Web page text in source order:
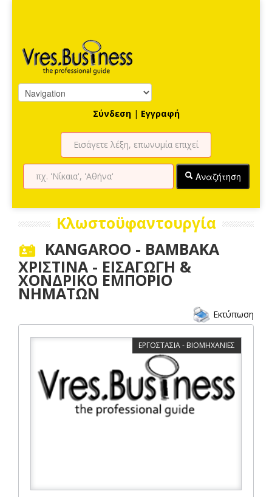
Σύνδεση | Εγγραφή
Αναζήτηση
Κλωστοϋφαντουργία
KANGAROO - ΒΑΜΒΑΚΑ
ΧΡΙΣΤΙΝΑ - ΕΙΣΑΓΩΓΗ &
ΧΟΝΔΡΙΚΟ ΕΜΠΟΡΙΟ
ΝΗΜΑΤΩΝ
Εκτύπωση
ΕΡΓΟΣΤΑΣΙΑ - ΒΙΟΜΗΧΑΝΙΕΣ